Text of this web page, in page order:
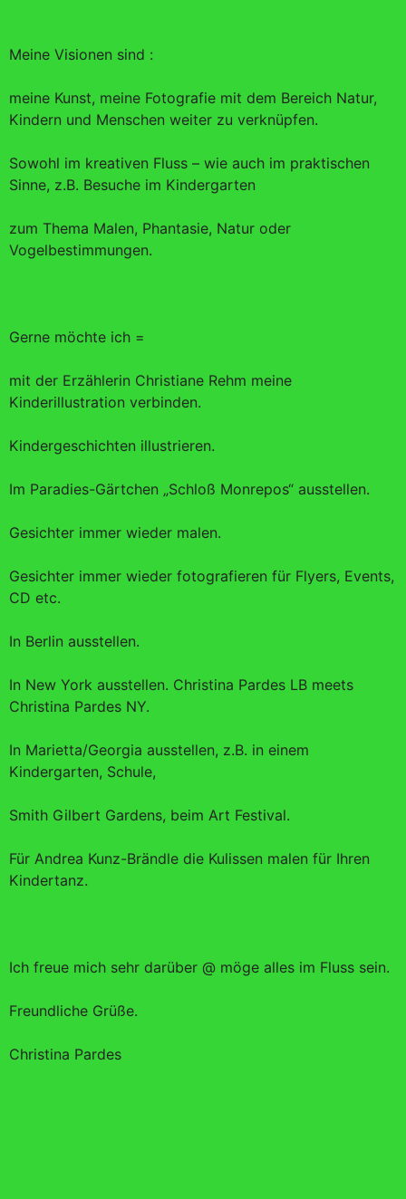
Meine Visionen sind :
meine Kunst, meine Fotografie mit dem Bereich Natur,
Kindern und Menschen weiter zu verknüpfen.
Sowohl im kreativen Fluss – wie auch im praktischen
Sinne, z.B. Besuche im Kindergarten
zum Thema Malen, Phantasie, Natur oder
Vogelbestimmungen.
Gerne möchte ich =
mit der Erzählerin Christiane Rehm meine
Kinderillustration verbinden.
Kindergeschichten illustrieren.
Im Paradies-Gärtchen „Schloß Monrepos“ ausstellen.
Gesichter immer wieder malen.
Gesichter immer wieder fotografieren für Flyers, Events,
CD etc.
In Berlin ausstellen.
In New York ausstellen. Christina Pardes LB meets
Christina Pardes NY.
In Marietta/Georgia ausstellen, z.B. in einem
Kindergarten, Schule,
Smith Gilbert Gardens, beim Art Festival.
Für Andrea Kunz-Brändle die Kulissen malen für Ihren
Kindertanz.
Ich freue mich sehr darüber @ möge alles im Fluss sein.
Freundliche Grüße.
Christina Pardes